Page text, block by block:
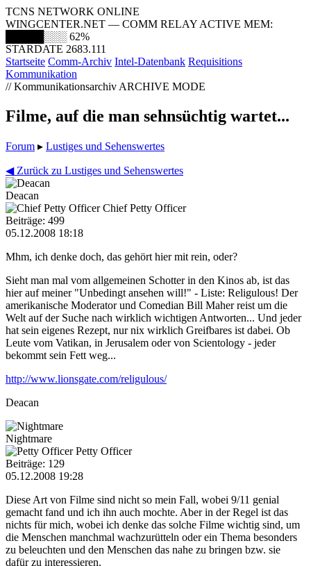
TCNS NETWORK ONLINE
WINGCENTER.NET — COMM RELAY ACTIVE MEM:
█████░░░ 62%
STARDATE 2683.111
Startseite Comm-Archiv Intel-Datenbank Requisitions
Kommunikation
// Kommunikationsarchiv ARCHIVE MODE
Filme, auf die man sehnsüchtig wartet...
Forum ▸ Lustiges und Sehenswertes
◀ Zurück zu Lustiges und Sehenswertes
Deacan
Chief Petty Officer
Beiträge: 499
05.12.2008 18:18
Mhm, ich denke doch, das gehört hier mit rein, oder?
Sieht man mal vom allgemeinen Schotter in den Kinos ab, ist das
hier auf meiner "Unbedingt ansehen will!" - Liste: Religulous! Der
amerikanische Moderator und Comedian Bill Maher reist um die
Welt auf der Suche nach wirklich wichtigen Antworten... Und jeder
hat sein eigenes Rezept, nur nix wirklich Greifbares ist dabei. Ob
Leute vom Vatikan, in Jerusalem oder von Scientology - jeder
bekommt sein Fett weg...
http://www.lionsgate.com/religulous/
Deacan
Nightmare
Petty Officer
Beiträge: 129
05.12.2008 19:28
Diese Art von Filme sind nicht so mein Fall, wobei 9/11 genial
gemacht fand und ich ihn auch mochte. Aber in der Regel ist das
nichts für mich, wobei ich denke das solche Filme wichtig sind, um
die Menschen manchmal wachzurütteln oder ein Thema besonders
zu beleuchten und den Menschen das nahe zu bringen bzw. sie
dafür zu interessieren.